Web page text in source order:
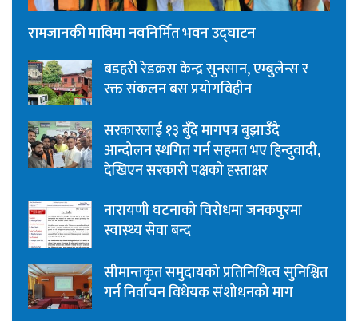
रामजानकी माविमा नवनिर्मित भवन उद्घाटन
बडहरी रेडक्रस केन्द्र सुनसान, एम्बुलेन्स र
रक्त संकलन बस प्रयोगविहीन
सरकारलाई १३ बुँदे मागपत्र बुझाउँदै
आन्दोलन स्थगित गर्न सहमत भए हिन्दुवादी,
देखिएन सरकारी पक्षको हस्ताक्षर
नारायणी घटनाको विरोधमा जनकपुरमा
स्वास्थ्य सेवा बन्द
सीमान्तकृत समुदायको प्रतिनिधित्व सुनिश्चित
गर्न निर्वाचन विधेयक संशोधनको माग